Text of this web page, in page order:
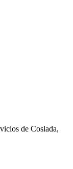
de Coslada,